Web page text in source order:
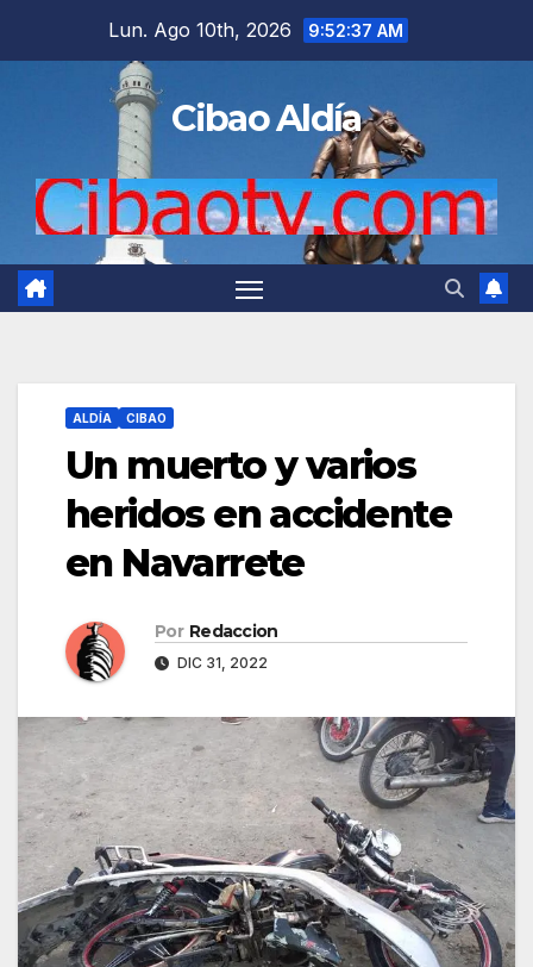
Lun. Ago 10th, 2026 9:52:38 AM
Cibao Aldía
ALDÍA CIBAO
Un muerto y varios
heridos en accidente
en Navarrete
Por Redaccion
DIC 31, 2022